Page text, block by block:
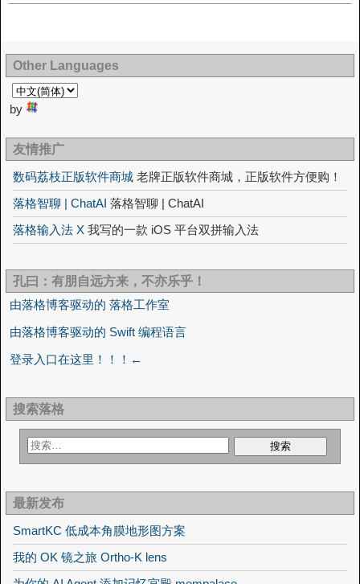
Other Languages
by
友情推广
数码荔枝正版软件商城 老牌正版软件商城，正版软件方便购！
落格智聊 | ChatAI 落格智聊 | ChatAI
落格输入法 X 我写的一款 iOS 平台双拼输入法
孔曰：有朋自远方来，不亦乐乎！
由落格博客驱动的 落格工作室
由落格博客驱动的 Swift 编程语言
登录入口在这里！！！←
搜索落格
最新发布
SmartKC 低成本角膜地形图方案
我的 OK 镜之旅 Ortho-K lens